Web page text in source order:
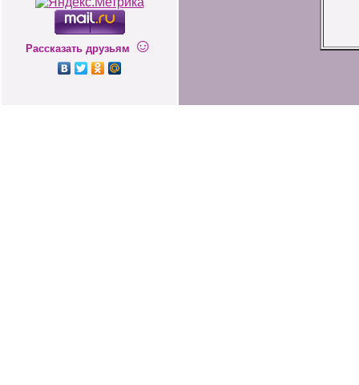
Рассказать друзьям ☺